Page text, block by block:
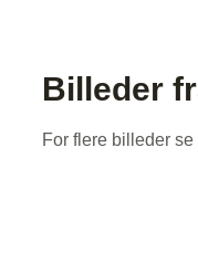
Billeder
For flere billeder se